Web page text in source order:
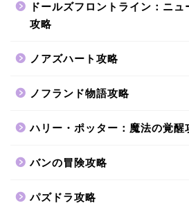
ドールズフロントライン：ニュ
攻略
ノアズハート攻略
ノフランド物語攻略
ハリー・ポッター：魔法の覚醒
バンの冒険攻略
パズドラ攻略